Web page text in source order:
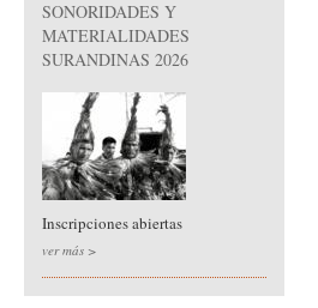
SONORIDADES Y
MATERIALIDADES
SURANDINAS 2026
Inscripciones abiertas
ver más >